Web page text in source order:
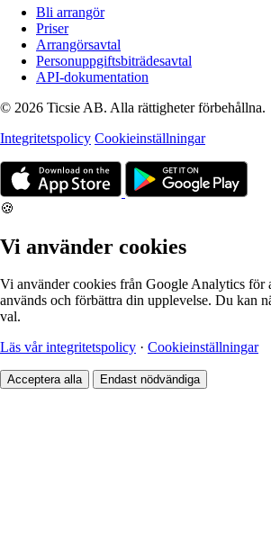
Bli arrangör
Priser
Arrangörsavtal
Personuppgiftsbiträdesavtal
API-dokumentation
© 2026 Ticsie AB. Alla rättigheter förbehållna.
Integritetspolicy Cookieinställningar
🍪
Vi använder cookies
Vi använder cookies från Google Analytics för
används och förbättra din upplevelse. Du kan
val.
Läs vår integritetspolicy · Cookieinställningar
Acceptera alla Endast nödvändiga